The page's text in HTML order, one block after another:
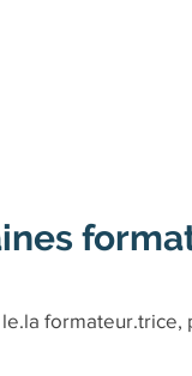
formateur.trice,